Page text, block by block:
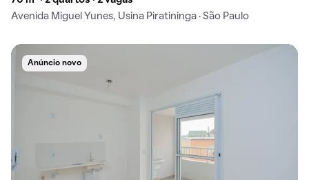
Avenida Miguel Yunes, Usina Piratininga · São Paulo
Anúncio novo